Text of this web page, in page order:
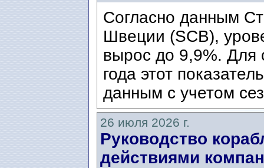
Согласно данным
Швеции (SCB),
вырос до 9,9%. Для
года этот
данным с учетом
26 июля 2026 г.
Руководство
действиями